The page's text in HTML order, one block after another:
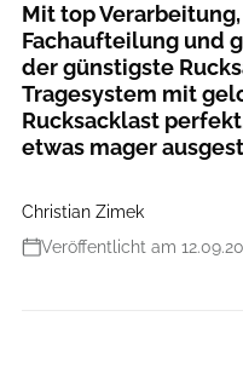
Mit top
Fachaufteilung und
der günstigste
Tragesystem mit
Rucksacklast
etwas mager
Christian Zimek
Veröffentlicht am